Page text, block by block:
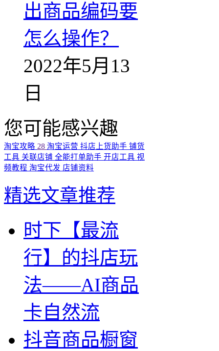
出商品编码要
怎么操作？
2022年5月13
日
您可能感兴趣
淘宝攻略 28 淘宝运营 抖店上货助手 铺货
工具 关联店铺 全能打单助手 开店工具 视
频教程 淘宝代发 店铺资料
精选文章推荐
时下【最流
行】的抖店玩
法——AI商品
卡自然流
抖音商品橱窗